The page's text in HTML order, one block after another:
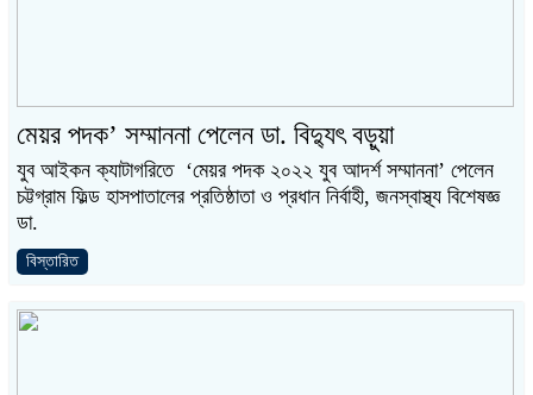
মেয়র পদক’ সম্মাননা পেলেন ডা. বিদ্যুৎ বড়ুয়া
যুব আইকন ক্যাটাগরিতে ‘মেয়র পদক ২০২২ যুব আদর্শ সম্মাননা’ পেলেন
চট্টগ্রাম ফিল্ড হাসপাতালের প্রতিষ্ঠাতা ও প্রধান নির্বাহী, জনস্বাস্থ্য বিশেষজ্ঞ
ডা.
বিস্তারিত